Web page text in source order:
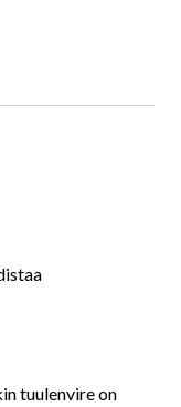
tuulenvire on